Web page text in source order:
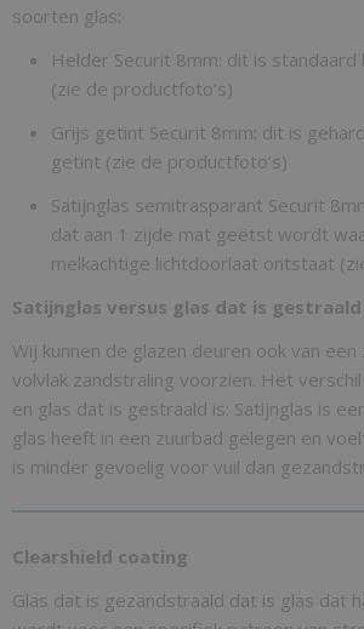
soorten glas:
Helder Securit 8mm: dit is
(zie de productfoto’s)
Grijs getint Securit 8mm: dit is
getint (zie de productfoto’s)
Satijnglas semitrasparant Securit
dat aan 1 zijde mat geëtst wordt
melkachtige lichtdoorlaat ontstaat
Satijnglas versus glas dat is gestraald
Wij kunnen de glazen deuren ook van
volvlak zandstraling voorzien. Het
en glas dat is gestraald is: Satijnglas is
glas heeft in een zuurbad gelegen en
is minder gevoelig voor vuil dan
Clearshield coating
Glas dat is gezandstraald dat is glas dat